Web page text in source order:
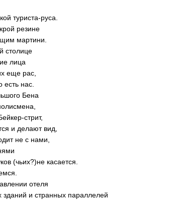
туриста-руса.
резине
мартини.
столице
лица
еще рас,
есть нас.
Бена
стрит,
и делают вид,
не с нами,
(чьих?)не касается.
отеля
и странных параллелей